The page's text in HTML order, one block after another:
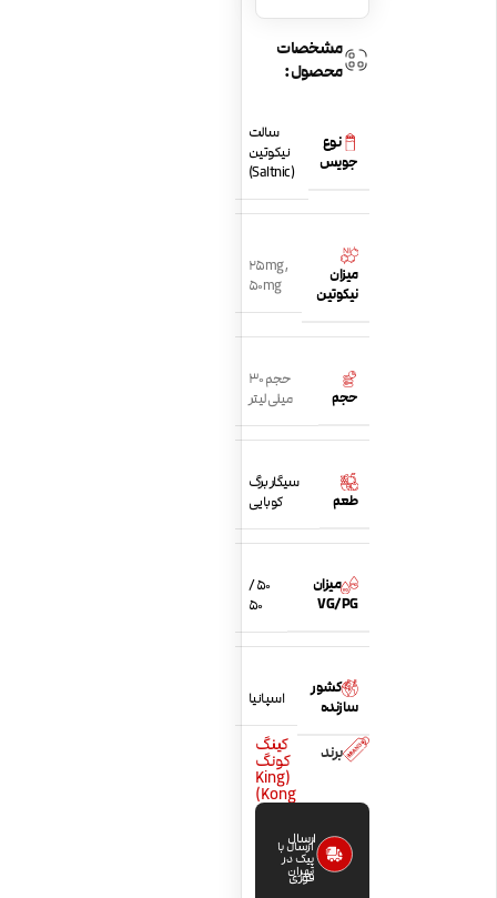
مشخصات
محصول:
نوع
جویس
سالت
نیکوتین
(Saltnic)
میزان
نیکوتین
25mg,
50mg
حجم
حجم 30
میلی لیتر
طعم
سیگار برگ
کوبایی
میزان
VG/PG
50 /
50
کشور
سازنده
اسپانیا
برند کینگ
کونگ
(King
Kong)
ارسال
فوری
ارسال با
پیک در
تهران